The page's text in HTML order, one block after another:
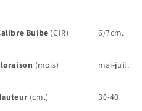
Bulbe (CIR) 6/7cm.
(mois) mai-juil.
(cm.) 30-40